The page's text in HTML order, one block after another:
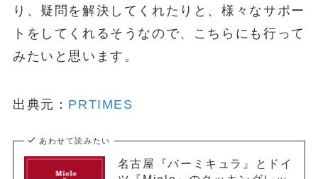
り、疑問を解決してくれたりと、様々なサポー
トをしてくれるそうなので、こちらにも行って
みたいと思います。
出典元： PRTIMES
あわせて読みたい
名古屋『バーミキュラ』とドイ